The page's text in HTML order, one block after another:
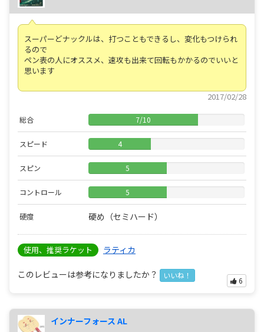
スーパーどナックルは、打つこともできるし、変化もつけられ
るので
ペン表の人にオススメ、速攻も出来て回転もかかるのでいいと
思います
2017/02/28
総合 7/10
スピード 4
スピン 5
コントロール 5
硬度 硬め（セミハード）
使用、推奨ラケット ラティカ
このレビューは参考になりましたか？ いいね！
6
インナーフォース AL